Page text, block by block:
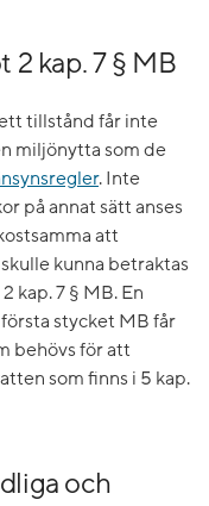
2 kap. 7 § MB
tillstånd får inte
miljönytta som de
. Inte
på annat sätt anses
att
kunna betraktas
kap. 7 § MB. En
stycket MB får
behövs för att
som finns i 5 kap.
och